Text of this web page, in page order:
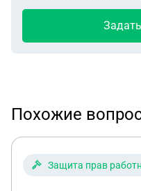
Похожие
Защита прав